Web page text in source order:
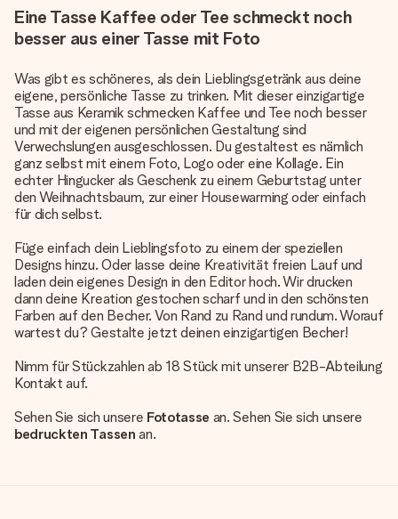
Eine Tasse Kaffee oder Tee schmeckt noch
besser aus einer Tasse mit Foto
Was gibt es schöneres, als dein Lieblingsgetränk aus deine
eigene, persönliche Tasse zu trinken. Mit dieser einzigartige
Tasse aus Keramik schmecken Kaffee und Tee noch besser
und mit der eigenen persönlichen Gestaltung sind
Verwechslungen ausgeschlossen. Du gestaltest es nämlich
ganz selbst mit einem Foto, Logo oder eine Kollage. Ein
echter Hingucker als Geschenk zu einem Geburtstag unter
den Weihnachtsbaum, zur einer Housewarming oder einfach
für dich selbst.
Füge einfach dein Lieblingsfoto zu einem der speziellen
Designs hinzu. Oder lasse deine Kreativität freien Lauf und
laden dein eigenes Design in den Editor hoch. Wir drucken
dann deine Kreation gestochen scharf und in den schönsten
Farben auf den Becher. Von Rand zu Rand und rundum. Worauf
wartest du? Gestalte jetzt deinen einzigartigen Becher!
Nimm für Stückzahlen ab 18 Stück mit unserer B2B-Abteilung
Kontakt auf.
Sehen Sie sich unsere Fototasse an. Sehen Sie sich unsere
bedruckten Tassen an.